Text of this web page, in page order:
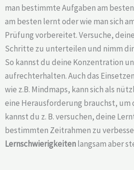
man bestimmte Aufgaben am
am besten lernt oder wie man sich
Prüfung vorbereitet. Versuche,
Schritte zu unterteilen und nimm
So kannst du deine Konzentration
aufrechterhalten. Auch das
wie z.B. Mindmaps, kann sich als
eine Herausforderung brauchst, um
kannst du z. B. versuchen, deine
bestimmten Zeitrahmen zu
Lernschwierigkeitenlangsam aber